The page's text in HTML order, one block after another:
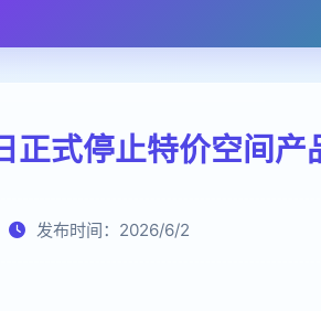
式停止特价空间产
发布时间：2026/6/2